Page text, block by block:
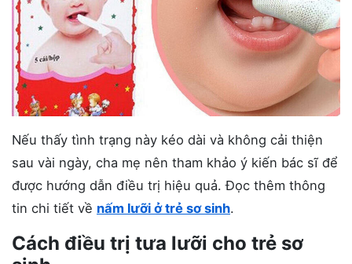
Nếu thấy tình trạng này kéo dài và không cải thiện
sau vài ngày, cha mẹ nên tham khảo ý kiến bác sĩ để
được hướng dẫn điều trị hiệu quả. Đọc thêm thông
tin chi tiết về nấm lưỡi ở trẻ sơ sinh.
Cách điều trị tưa lưỡi cho trẻ sơ